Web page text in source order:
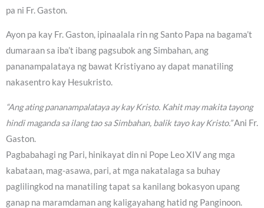
pa ni Fr. Gaston.
Ayon pa kay Fr. Gaston, ipinaalala rin ng Santo Papa na bagama’t
dumaraan sa iba’t ibang pagsubok ang Simbahan, ang
pananampalataya ng bawat Kristiyano ay dapat manatiling
nakasentro kay Hesukristo.
“Ang ating pananampalataya ay kay Kristo. Kahit may makita tayong
hindi maganda sa ilang tao sa Simbahan, balik tayo kay Kristo.”Ani Fr.
Gaston.
Pagbabahagi ng Pari, hinikayat din ni Pope Leo XIV ang mga
kabataan, mag-asawa, pari, at mga nakatalaga sa buhay
paglilingkod na manatiling tapat sa kanilang bokasyon upang
ganap na maramdaman ang kaligayahang hatid ng Panginoon.